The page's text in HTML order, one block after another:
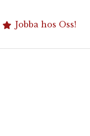
Jobba hos Oss!